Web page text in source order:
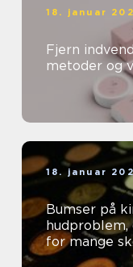
18. januar
Fjern
metoder og
18. januar
Bumser på
for mange